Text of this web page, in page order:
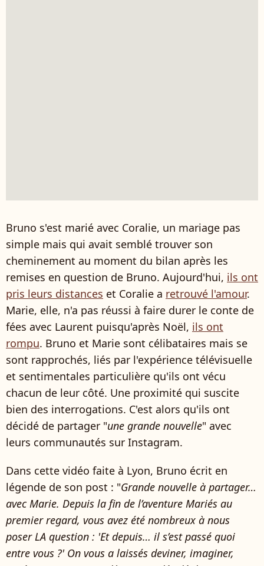
Bruno s'est marié avec Coralie, un mariage pas
simple mais qui avait semblé trouver son
cheminement au moment du bilan après les
remises en question de Bruno. Aujourd'hui, ils ont
pris leurs distances et Coralie a retrouvé l'amour.
Marie, elle, n'a pas réussi à faire durer le conte de
fées avec Laurent puisqu'après Noël, ils ont
rompu. Bruno et Marie sont célibataires mais se
sont rapprochés, liés par l'expérience télévisuelle
et sentimentales particulière qu'ils ont vécu
chacun de leur côté. Une proximité qui suscite
bien des interrogations. C'est alors qu'ils ont
décidé de partager "une grande nouvelle" avec
leurs communautés sur Instagram.
Dans cette vidéo faite à Lyon, Bruno écrit en
légende de son post : "Grande nouvelle à partager…
avec Marie. Depuis la fin de l’aventure Mariés au
premier regard, vous avez été nombreux à nous
poser LA question : 'Et depuis… il s’est passé quoi
entre vous ?' On vous a laissés deviner, imaginer,